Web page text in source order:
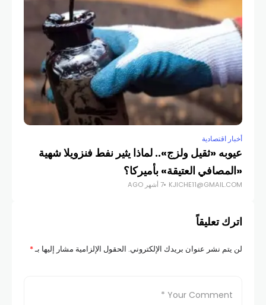
أخبار اقتصادية
عيوبه «ثقيل ولزج».. لماذا يثير نفط فنزويلا شهية
«المصافي العتيقة» بأميركا؟
KJICHE11@GMAIL.COM 7 أشهر AGO
اترك تعليقاً
لن يتم نشر عنوان بريدك الإلكتروني. الحقول الإلزامية مشار إليها بـ*